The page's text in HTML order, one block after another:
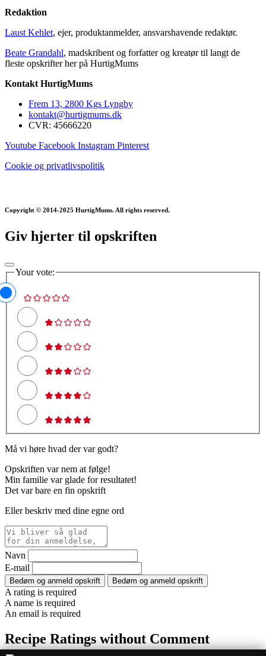
Redaktion
Laust Kehlet, ejer, produktanmelder, ansvarshavende redaktør.
Beate Grandahl, madskribent og forfatter og kreatør til langt de
fleste opskrifter her på HurtigMums
Kontakt HurtigMums
Frem 13, 2800 Kgs Lyngby
kontakt@hurtigmums.dk
CVR: 45666220
Youtube Facebook Instagram Pinterest
Cookie og privatlivspolitik
Copyright © 2014-2025 HurtigMums. All rights reserved.
Giv hjerter til opskriften
Your vote:
Må vi høre hvad der var godt?
Opskriften var nem at følge!
Min familie var glade for resultatet!
Det var bare en fin opskrift
Eller beskriv med dine egne ord
Navn
E-mail
Bedøm og anmeld opskrift Bedøm og anmeld opskrift
A rating is required
A name is required
An email is required
Recipe Ratings without Comment